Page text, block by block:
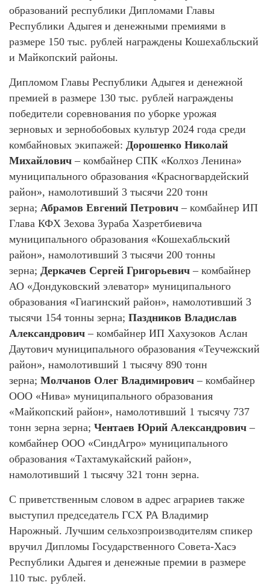
образований республики Дипломами Главы
Республики Адыгея и денежными премиями в
размере 150 тыс. рублей награждены Кошехабльский
и Майкопский районы.
Дипломом Главы Республики Адыгея и денежной
премией в размере 130 тыс. рублей награждены
победители соревнования по уборке урожая
зерновых и зернобобовых культур 2024 года среди
комбайновых экипажей: Дорошенко Николай
Михайлович – комбайнер СПК «Колхоз Ленина»
муниципального образования «Красногвардейский
район», намолотивший 3 тысячи 220 тонн
зерна; Абрамов Евгений Петрович – комбайнер ИП
Глава КФХ Зехова Зураба Хазретбиевича
муниципального образования «Кошехабльский
район», намолотивший 3 тысячи 200 тонны
зерна; Деркачев Сергей Григорьевич – комбайнер
АО «Дондуковский элеватор» муниципального
образования «Гиагинский район», намолотивший 3
тысячи 154 тонны зерна; Паздников Владислав
Александрович – комбайнер ИП Хахузоков Аслан
Даутович муниципального образования «Теучежский
район», намолотивший 1 тысячу 890 тонн
зерна; Молчанов Олег Владимирович – комбайнер
ООО «Нива» муниципального образования
«Майкопский район», намолотивший 1 тысячу 737
тонн зерна зерна; Чентаев Юрий Александрович –
комбайнер ООО «СиндАгро» муниципального
образования «Тахтамукайский район»,
намолотивший 1 тысячу 321 тонн зерна.
С приветственным словом в адрес аграриев также
выступил председатель ГСХ РА Владимир
Нарожный. Лучшим сельхозпроизводителям спикер
вручил Дипломы Государственного Совета-Хасэ
Республики Адыгея и денежные премии в размере
110 тыс. рублей.